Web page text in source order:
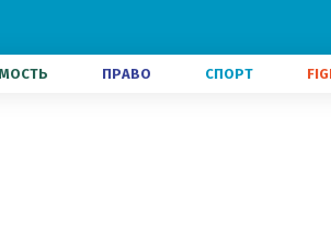
ПРАВО СПОРТ